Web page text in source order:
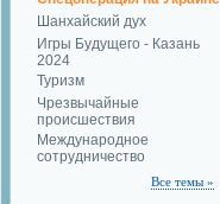
Шанхайский дух
Игры Будущего - Казань
2024
Туризм
Чрезвычайные
происшествия
Международное
сотрудничество
Все темы »